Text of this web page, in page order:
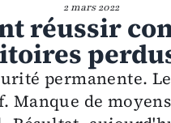
2 mars 2022
réussir
permanente.
Manque de